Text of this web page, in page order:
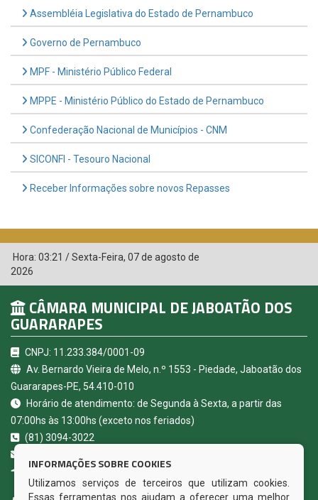
Assembléia Legislativa do Estado de Pernambuco
Governo de Pernambuco
MPF - Ministério Público Federal
MPPE - Ministério Público do Estado de Pernambuco
Confederação Nacional de Municípios - CNM
SICONFI - Tesouro Nacional
Receber Informações sobre novos Repasses
Hora: 03:21 /Sexta-Feira, 07 de agosto de
2026
CÂMARA MUNICIPAL DE JABOATÃO DOS
GUARARAPES
CNPJ: 11.233.384/0001-09
Av. Bernardo Vieira de Melo, n.º 1553 - Piedade, Jaboatão dos
Guararapes-PE, 54.410-010
Horário de atendimento: de Segunda à Sexta, a partir das
07:00hs às 13:00hs (exceto nos feriados)
(81) 3094-3022
Jaboatão dos Guararapes - PE
INFORMAÇÕES SOBRE COOKIES
Utilizamos serviços de terceiros que utilizam cookies.
Essas ferramentas nos ajudam a oferecer uma melhor